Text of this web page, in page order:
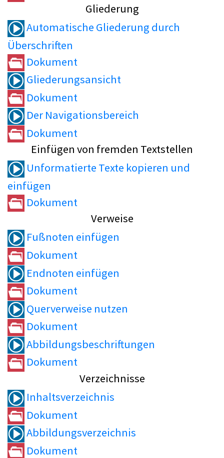
Gliederung
Automatische Gliederung durch
Überschriften
Dokument
Gliederungsansicht
Dokument
Der Navigationsbereich
Dokument
Einfügen von fremden Textstellen
Unformatierte Texte kopieren und
einfügen
Dokument
Verweise
Fußnoten einfügen
Dokument
Endnoten einfügen
Dokument
Querverweise nutzen
Dokument
Abbildungsbeschriftungen
Dokument
Verzeichnisse
Inhaltsverzeichnis
Dokument
Abbildungsverzeichnis
Dokument